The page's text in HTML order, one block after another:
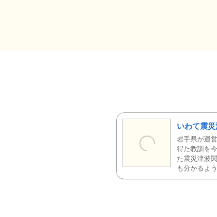
いわて震
岩手県が運
得た教訓を
た震災津波
も分かるよ